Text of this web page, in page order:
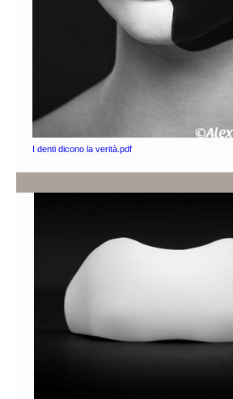
I denti dicono la verità.pdf